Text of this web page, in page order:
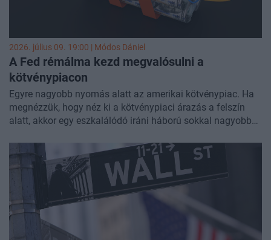
2026. július 09. 19:00 | Módos Dániel
A Fed rémálma kezd megvalósulni a
kötvénypiacon
Egyre nagyobb nyomás alatt az amerikai kötvénypiac. Ha
megnézzük, hogy néz ki a kötvénypiaci árazás a felszín
alatt, akkor egy eszkalálódó iráni háború sokkal nagyobb
kitörésekor. Épp emiatt kritikus fontosságú, hogy a héten
látott újraeszkaláció csak egyszeri esemény volt-e, vagy
pedig egy időnként visszatérő eseményről beszélhetünk-e.